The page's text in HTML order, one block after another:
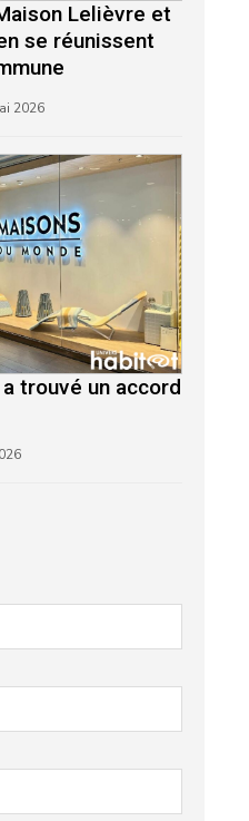
Lelièvre et
se réunissent
2026
trouvé un accord